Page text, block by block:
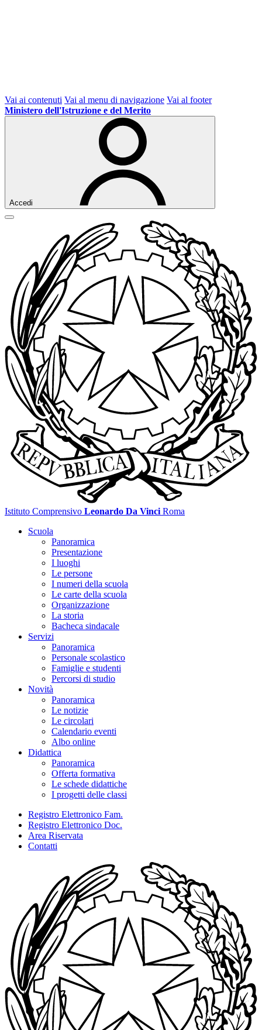
Vai ai contenuti Vai al menu di navigazione Vai al footer
Ministero dell'Istruzione e del Merito
Accedi
Istituto Comprensivo Leonardo Da Vinci Roma
Scuola
Panoramica
Presentazione
I luoghi
Le persone
I numeri della scuola
Le carte della scuola
Organizzazione
La storia
Bacheca sindacale
Servizi
Panoramica
Personale scolastico
Famiglie e studenti
Percorsi di studio
Novità
Panoramica
Le notizie
Le circolari
Calendario eventi
Albo online
Didattica
Panoramica
Offerta formativa
Le schede didattiche
I progetti delle classi
Registro Elettronico Fam.
Registro Elettronico Doc.
Area Riservata
Contatti